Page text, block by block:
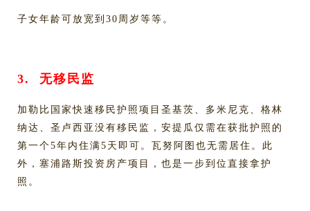
子女年龄可放宽到30周岁等等。
3. 无移民监
加勒比国家快速移民护照项目圣基茨、多米尼克、格林
纳达、圣卢西亚没有移民监，安提瓜仅需在获批护照的
第一个5年内住满5天即可。瓦努阿图也无需居住。此
外，塞浦路斯投资房产项目，也是一步到位直接拿护
照。